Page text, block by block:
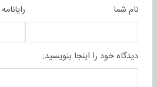
نام شما رایانامه
دیدگاه خود را اینجا بنویسید: